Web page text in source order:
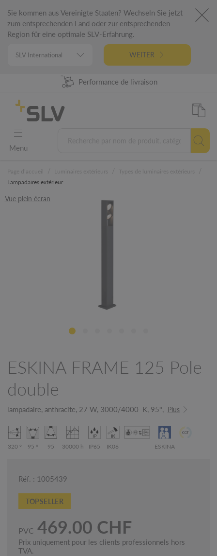
Sie kommen aus Vereinigte Staaten? Wechseln Sie jetzt
zum entsprechenden Land oder zur entsprechenden
Region für eine optimale SLV-Erfahrung.
WEITER
Disponibilité produit à 98%
Performance de livraison
Garantie 5 ans
Conception Allemande
Menu
Lampadaires extérieur
Vue plein écran
ESKINA FRAME 125 Pole
double
lampadaire, anthracite, 27 W, 3000/4000 K, 95°, Plus
320 ° 95 ° 95 30000 h IP65 IK06 ESKINA
Réf. : 1005439
TOPSELLER
PVC 469.00 CHF
Prix uniquement pour les clients professionnels hors
TVA.